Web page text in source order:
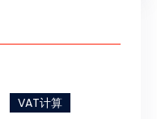
VAT计算